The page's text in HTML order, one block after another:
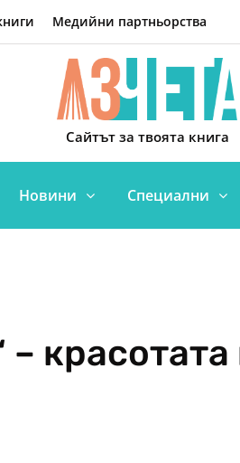
Медийни партньорства
Сайтът за твоята книга
Новини Специални
красотата